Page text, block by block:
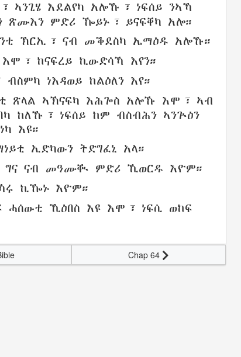
፣ ኣንጊሄ እደልየካ አሎኹ፣ ነፍሰይ ንኣኻ
ጽሙእን ምድሪ ዀይኑ፣ ይናፍቐካ አሎ።
ኽርኢ ፣ ናብ መቕደስካ ኤማዕዱ አሎኹ።
እሞ፣ ከናፍረይ ኪውድሳኻ እየን።
ብስምካ ነእዳወይ ከልዕለን እየ።
ጽላል ኣኽናፍካ እሕጐስ አሎኹ እሞ፣ ኣብ
ከለኹ፣ ነፍሰይ ከም ብስብሕን ኣንጕዕን
እዩ።
ኢድካውን ትድግፈኒ አላ።
ግና ናብ መዓሙቚ ምድሪ ኺወርዱ እዮም።
ኪዀኑ እዮም።
ሓሰውቲ ኺዕበስ እዩ እሞ፣ ነፍሲ ወከፍ
Chap 64